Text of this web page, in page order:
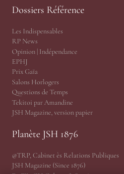
Dossiers Référence
Les Indispensables
RP News
Opinion | Indépendance
EPHJ
Prix Gaïa
Salons Horlogers
Questions de Temps
Tekitoi par Amandine
JSH Magazine, version papier
Planète JSH 1876
@TRP, Cabinet ès Relations Publiques
JSH Magazine (Since 1876)